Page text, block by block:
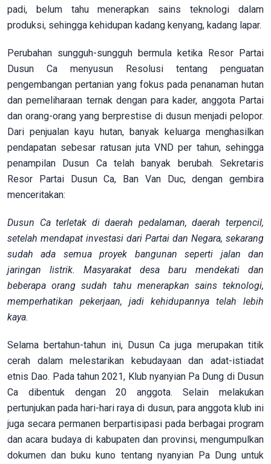
padi, belum tahu menerapkan sains teknologi dalam
produksi, sehingga kehidupan kadang kenyang, kadang lapar.
Perubahan sungguh-sungguh bermula ketika Resor Partai
Dusun Ca menyusun Resolusi tentang penguatan
pengembangan pertanian yang fokus pada penanaman hutan
dan pemeliharaan ternak dengan para kader, anggota Partai
dan orang-orang yang berprestise di dusun menjadi pelopor.
Dari penjualan kayu hutan, banyak keluarga menghasilkan
pendapatan sebesar ratusan juta VND per tahun, sehingga
penampilan Dusun Ca telah banyak berubah. Sekretaris
Resor Partai Dusun Ca, Ban Van Duc, dengan gembira
menceritakan:
Dusun Ca terletak di daerah pedalaman, daerah terpencil,
setelah mendapat investasi dari Partai dan Negara, sekarang
sudah ada semua proyek bangunan seperti jalan dan
jaringan listrik. Masyarakat desa baru mendekati dan
beberapa orang sudah tahu menerapkan sains teknologi,
memperhatikan pekerjaan, jadi kehidupannya telah lebih
kaya.
Selama bertahun-tahun ini, Dusun Ca juga merupakan titik
cerah dalam melestarikan kebudayaan dan adat-istiadat
etnis Dao. Pada tahun 2021, Klub nyanyian Pa Dung di Dusun
Ca dibentuk dengan 20 anggota. Selain melakukan
pertunjukan pada hari-hari raya di dusun, para anggota klub ini
juga secara permanen berpartisipasi pada berbagai program
dan acara budaya di kabupaten dan provinsi, mengumpulkan
dokumen dan buku kuno tentang nyanyian Pa Dung untuk